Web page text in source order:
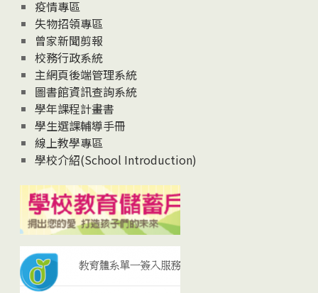
疫情專區
失物招領專區
曾家新聞剪報
校務行政系統
主網頁後端管理系統
圖書館資訊查詢系統
學年課程計畫書
學生選課輔導手冊
線上教學專區
學校介紹(School Introduction)